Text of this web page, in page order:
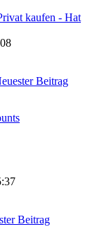
kaufen - Hat
Beitrag
Beitrag